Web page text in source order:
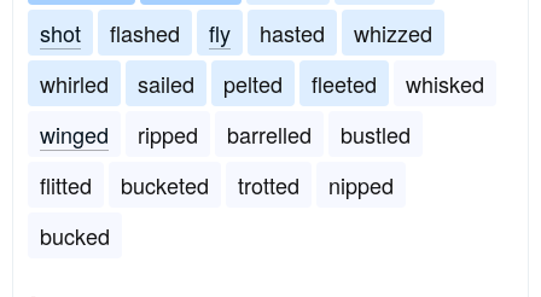
shot
flashed fly hasted
whizzed
whirled
sailed pelted fleeted
whisked
winged
ripped barrelled
bustled
flitted
bucketed trotted
nipped
bucked